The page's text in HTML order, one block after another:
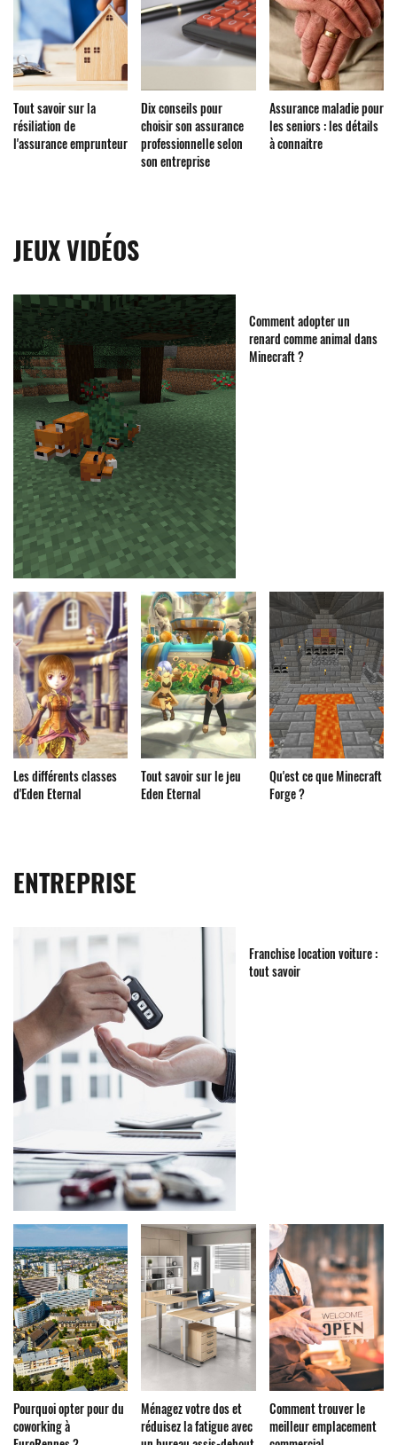
Tout savoir sur la
résiliation de
l'assurance emprunteur
Dix conseils pour
choisir son assurance
professionnelle selon
son entreprise
Assurance maladie pour
les seniors : les détails
à connaitre
JEUX VIDÉOS
Comment adopter un
renard comme animal dans
Minecraft ?
Les différents classes
d'Eden Eternal
Tout savoir sur le jeu
Eden Eternal
Qu'est ce que Minecraft
Forge ?
ENTREPRISE
Franchise location voiture :
tout savoir
Pourquoi opter pour du
coworking à
Ménagez votre dos et
réduisez la fatigue avec
Comment trouver le
meilleur emplacement